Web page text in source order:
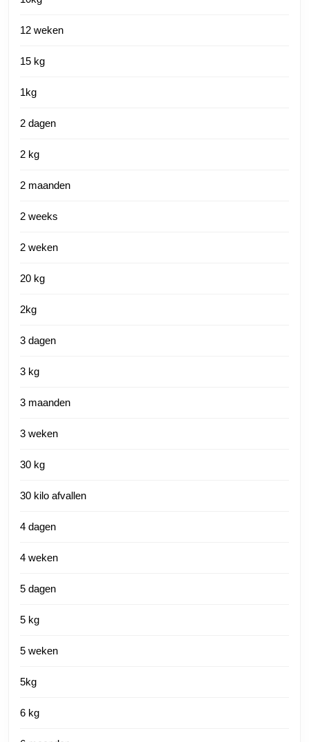
12 weken
15 kg
1kg
2 dagen
2 kg
2 maanden
2 weeks
2 weken
20 kg
2kg
3 dagen
3 kg
3 maanden
3 weken
30 kg
30 kilo afvallen
4 dagen
4 weken
5 dagen
5 kg
5 weken
5kg
6 kg